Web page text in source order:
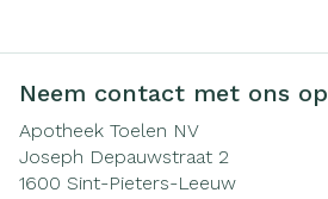
Neem contact met ons op
Apotheek Toelen NV
Joseph Depauwstraat 2
1600 Sint-Pieters-Leeuw